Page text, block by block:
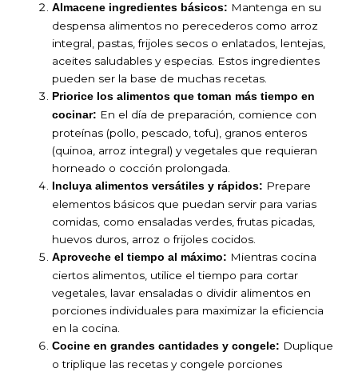
Almacene ingredientes básicos: Mantenga en su
despensa alimentos no perecederos como arroz
integral, pastas, frijoles secos o enlatados, lentejas,
aceites saludables y especias. Estos ingredientes
pueden ser la base de muchas recetas.
Priorice los alimentos que toman más tiempo en
cocinar: En el día de preparación, comience con
proteínas (pollo, pescado, tofu), granos enteros
(quinoa, arroz integral) y vegetales que requieran
horneado o cocción prolongada.
Incluya alimentos versátiles y rápidos: Prepare
elementos básicos que puedan servir para varias
comidas, como ensaladas verdes, frutas picadas,
huevos duros, arroz o frijoles cocidos.
Aproveche el tiempo al máximo: Mientras cocina
ciertos alimentos, utilice el tiempo para cortar
vegetales, lavar ensaladas o dividir alimentos en
porciones individuales para maximizar la eficiencia
en la cocina.
Cocine en grandes cantidades y congele: Duplique
o triplique las recetas y congele porciones